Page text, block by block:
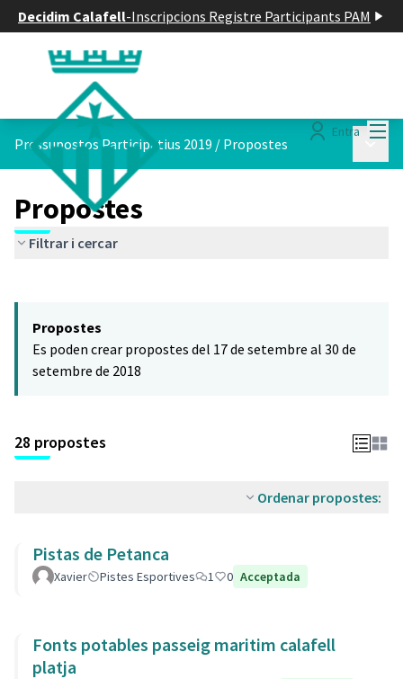
Decidim Calafell-Inscripcions Registre Participants PAM
Entra
Pressupostos Participatius 2019 / Propostes
Propostes
Filtrar i cercar
−
Propostes
Es poden crear propostes del 17 de setembre al 30 de
setembre de 2018
28 propostes
Ordenar propostes:
Pistas de Petanca
Xavier Pistes Esportives 1 0 Acceptada
Fonts potables passeig maritim calafell
platja